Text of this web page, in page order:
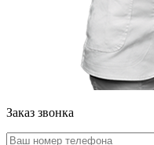
Заказ звонка